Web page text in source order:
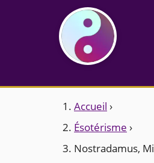
Accueil ›
Ésotérisme ›
Nostradamus,